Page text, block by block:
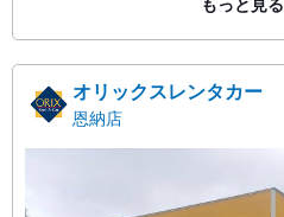
オリックスレンタカー
恩納店